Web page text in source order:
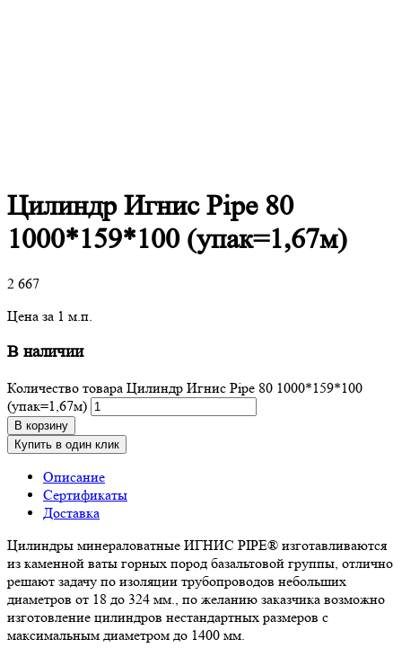
Цилиндр Игнис Pipe 80
1000*159*100 (упак=1,67м)
2 667
Цена за 1 м.п.
В наличии
Количество товара Цилиндр Игнис Pipe 80 1000*159*100
(упак=1,67м)
В корзину
Купить в один клик
Описание
Сертификаты
Доставка
Цилиндры минераловатные ИГНИС PIPE® изготавливаются
из каменной ваты горных пород базальтовой группы, отлично
решают задачу по изоляции трубопроводов небольших
диаметров от 18 до 324 мм., по желанию заказчика возможно
изготовление цилиндров нестандартных размеров с
максимальным диаметром до 1400 мм.